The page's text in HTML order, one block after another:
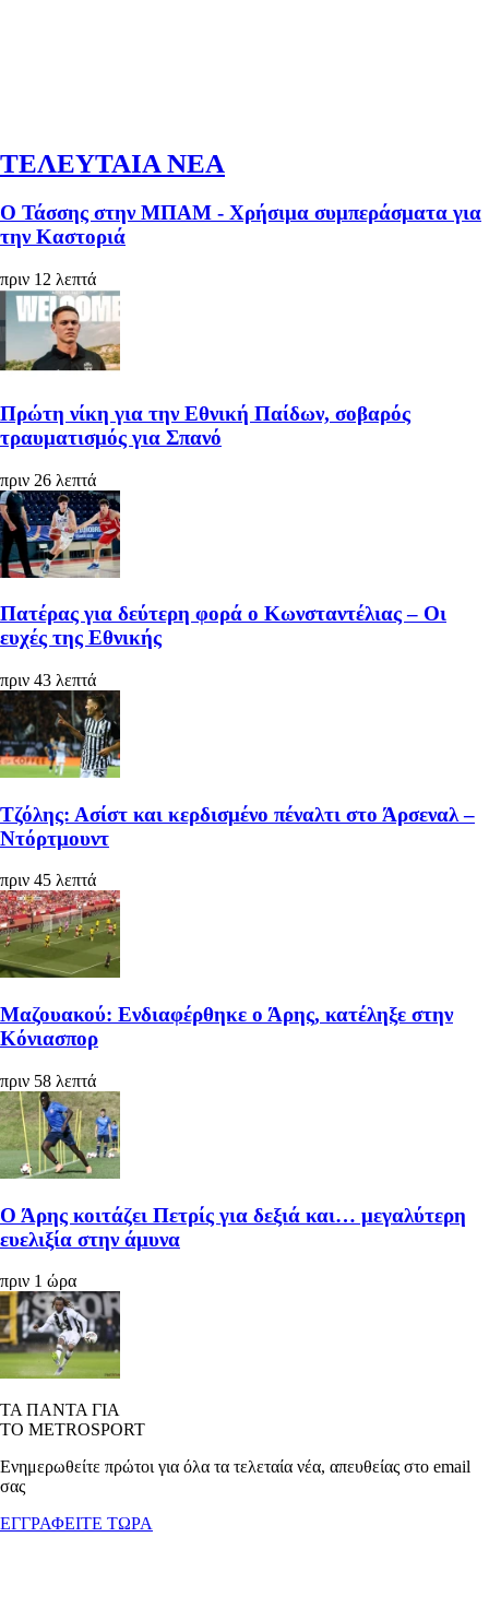
ΤΕΛΕΥΤΑΙΑ ΝΕΑ
Ο Τάσσης στην ΜΠΑΜ - Χρήσιμα συμπεράσματα για
την Καστοριά
πριν 12 λεπτά
Πρώτη νίκη για την Εθνική Παίδων, σοβαρός
τραυματισμός για Σπανό
πριν 26 λεπτά
Πατέρας για δεύτερη φορά ο Κωνσταντέλιας – Οι
ευχές της Εθνικής
πριν 43 λεπτά
Τζόλης: Ασίστ και κερδισμένο πέναλτι στο Άρσεναλ –
Ντόρτμουντ
πριν 45 λεπτά
Μαζουακού: Ενδιαφέρθηκε ο Άρης, κατέληξε στην
Κόνιασπορ
πριν 58 λεπτά
Ο Άρης κοιτάζει Πετρίς για δεξιά και… μεγαλύτερη
ευελιξία στην άμυνα
πριν 1 ώρα
ΤΑ ΠΑΝΤΑ ΓΙΑ
ΤΟ METROSPORT
Ενημερωθείτε πρώτοι για όλα τα τελεταία νέα, απευθείας στο email
σας
ΕΓΓΡΑΦΕΙΤΕ ΤΩΡΑ